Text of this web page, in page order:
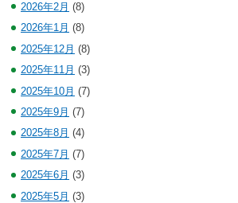
2026年2月 (8)
2026年1月 (8)
2025年12月 (8)
2025年11月 (3)
2025年10月 (7)
2025年9月 (7)
2025年8月 (4)
2025年7月 (7)
2025年6月 (3)
2025年5月 (3)